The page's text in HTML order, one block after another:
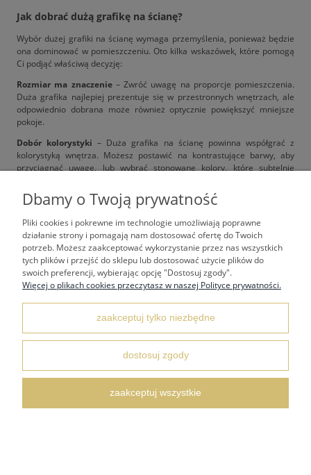
Jak dobrać dużą grafikę na ścianę?
Wybór dużej grafiki na ścianę wymaga przemyślenia, ponieważ będzie
ona dominować w pomieszczeniu. Oto kilka wskazówek, które pomogą
Ci podjąć właściwą decyzję:
Rozmiar ma znaczenie– Zwróć uwagę na proporcje pomieszczenia.
Duża grafika najlepiej prezentuje się w przestronnych wnętrzach, ale
odpowiednio dobrana może również optycznie powiększyć mniejsze
pokoje.
Dobór kolorystyki – Duża grafika na ścianę powinna współgrać z
kolorystyką wnętrza. Możesz postawić na kontrastujące barwy, aby
przyciągnąć uwagę, lub wybrać stonowane kolory, które subtelnie
Tematyka grafiki
– Oprócz estetyki, ważna jest również tematyka
abstrakcyjne formy, pejzaże, czy nowoczesne motywy geometryczne.
Gdzie kupić duże grafiki na ścianę?
Jeśli interesują Cię unikalne, duże grafiki na ścianę, istnieje wiele miejsc,
w których możesz znaleźć wyjątkowe dzieła sztuki:
Galerie sztuki online– Sklepy internetowe z grafikami oferują szeroki
wybór dużych dzieł. Znajdziesz tam prace zarówno znanych artystów,
– Jeśli szukasz czegoś naprawdę oryginalnego, warto
odwiedzić lokalne targi sztuki. To doskonała okazja, aby porozmawiać z
artystami i znaleźć unikalne prace.
Sklepy specjalizujące się w dekoracjach wnętrz
oferuje gotowe duże grafiki, które doskonale sprawdzą się jako
Dbamy o Twoją prywatność
Pliki cookies i pokrewne im technologie umożliwiają poprawne
działanie strony i pomagają nam dostosować ofertę do Twoich
potrzeb. Możesz zaakceptować wykorzystanie przez nas wszystkich
tych plików i przejść do sklepu lub dostosować użycie plików do
swoich preferencji, wybierając opcję "Dostosuj zgody".
Więcej o plikach cookies przeczytasz w naszej Polityce prywatności.
zaakceptuj tylko niezbędne
dostosuj zgody
zaakceptuj wszystkie